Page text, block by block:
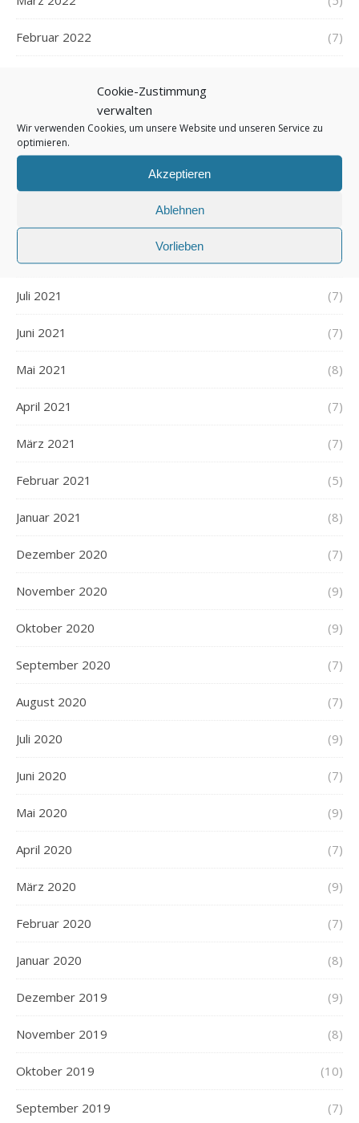
Cookie-Zustimmung
verwalten
Wir verwenden Cookies, um unsere Website und unseren Service zu
optimieren.
Akzeptieren
Ablehnen
Vorlieben
Februar 2022 (7)
Dezember 2021
November 2021
Oktober 2021 (6)
August 2021 (7)
Juli 2021 (7)
Juni 2021 (7)
Mai 2021 (8)
April 2021 (7)
März 2021 (7)
Februar 2021 (5)
Januar 2021 (8)
Dezember 2020 (7)
November 2020 (9)
Oktober 2020 (9)
September 2020 (7)
August 2020 (7)
Juli 2020 (9)
Juni 2020 (7)
Mai 2020 (9)
April 2020 (7)
März 2020 (9)
Februar 2020 (7)
Januar 2020 (8)
Dezember 2019 (9)
November 2019 (8)
Oktober 2019 (10)
September 2019 (7)